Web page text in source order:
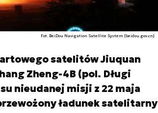
Fot. BeiDou Navigation Satellite System [beidou.gov.cn]
satelitów Jiuquan
Zheng-4B (pol. Długi
nieudanej misji z 22 maja
ładunek satelitarny